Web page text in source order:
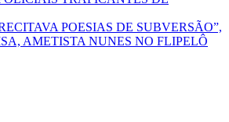
POESIAS DE SUBVERSÃO”,
AMETISTA NUNES NO FLIPELÔ